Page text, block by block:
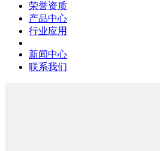
荣誉资质
产品中心
行业应用
新闻中心
联系我们